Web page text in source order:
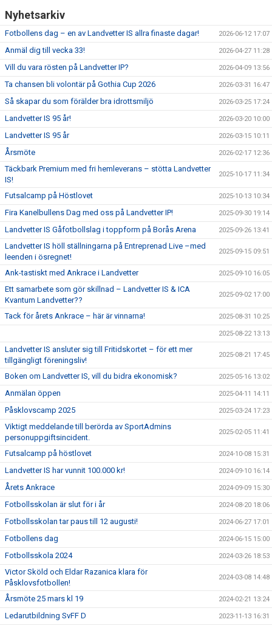
Nyhetsarkiv
Fotbollens dag – en av Landvetter IS allra finaste dagar! 2026-06-12 17:07
Anmäl dig till vecka 33! 2026-04-27 11:28
Vill du vara rösten på Landvetter IP? 2026-04-09 13:56
Ta chansen bli volontär på Gothia Cup 2026 2026-03-31 16:47
Så skapar du som förälder bra idrottsmiljö 2026-03-25 17:24
Landvetter IS 95 år! 2026-03-20 10:00
Landvetter IS 95 år 2026-03-15 10:11
Årsmöte 2026-02-17 12:36
Täckbark Premium med fri hemleverans – stötta Landvetter
IS!
2025-10-17 11:34
Futsalcamp på Höstlovet 2025-10-13 10:34
Fira Kanelbullens Dag med oss på Landvetter IP! 2025-09-30 19:14
Landvetter IS Gåfotbollslag i toppform på Borås Arena 2025-09-26 13:41
Landvetter IS höll ställningarna på Entreprenad Live –med
leenden i ösregnet!
2025-09-15 09:51
Ank-tastiskt med Ankrace i Landvetter 2025-09-10 16:05
Ett samarbete som gör skillnad – Landvetter IS & ICA
Kvantum Landvetter??
2025-09-02 17:00
Tack för årets Ankrace – här är vinnarna! 2025-08-31 10:25
2025-08-22 13:13
Landvetter IS ansluter sig till Fritidskortet – för ett mer
tillgängligt föreningsliv!
2025-08-21 17:45
Boken om Landvetter IS, vill du bidra ekonomisk? 2025-05-16 13:02
Anmälan öppen 2025-04-11 14:11
Påsklovscamp 2025 2025-03-24 17:23
Viktigt meddelande till berörda av SportAdmins
personuppgiftsincident.
2025-02-05 11:41
Futsalcamp på höstlovet 2024-10-08 15:31
Landvetter IS har vunnit 100.000 kr! 2024-09-10 16:14
Årets Ankrace 2024-09-09 15:30
Fotbollsskolan är slut för i år 2024-08-20 18:06
Fotbollsskolan tar paus till 12 augusti! 2024-06-27 17:01
Fotbollens dag 2024-06-15 15:00
Fotbollsskola 2024 2024-03-26 18:53
Victor Sköld och Eldar Razanica klara för
Påsklovsfotbollen!
2024-03-08 14:48
Årsmöte 25 mars kl 19 2024-02-21 13:24
Ledarutbildning SvFF D 2023-11-13 16:31